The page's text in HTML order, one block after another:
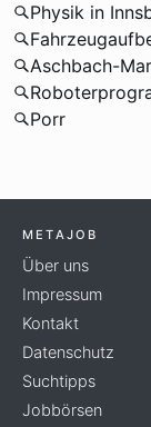
Physik in
Aschbach-
Porr
METAJOB
Über uns
Impressum
Kontakt
Datenschutz
Suchtipps
Jobbörsen